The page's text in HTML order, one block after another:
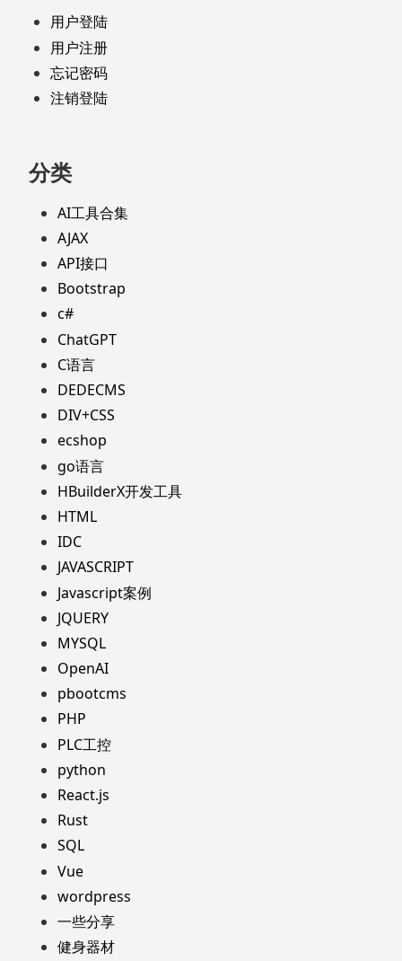
用户登陆
用户注册
忘记密码
注销登陆
分类
AI工具合集
AJAX
API接口
Bootstrap
c#
ChatGPT
C语言
DEDECMS
DIV+CSS
ecshop
go语言
HBuilderX开发工具
HTML
IDC
JAVASCRIPT
Javascript案例
JQUERY
MYSQL
OpenAI
pbootcms
PHP
PLC工控
python
React.js
Rust
SQL
Vue
wordpress
一些分享
健身器材